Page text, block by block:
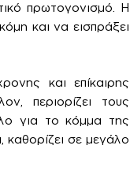
πρωτογονισμό. Η
και να εισπράξει
και επίκαιρης
περιορίζει τους
για το κόμμα της
καθορίζει σε μεγάλο